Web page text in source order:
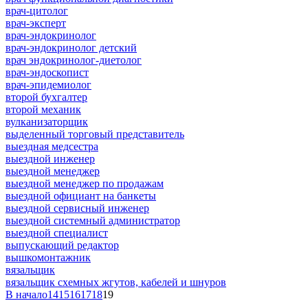
врач-цитолог
врач-эксперт
врач-эндокринолог
врач-эндокринолог детский
врач эндокринолог-диетолог
врач-эндоскопист
врач-эпидемиолог
второй бухгалтер
второй механик
вулканизаторщик
выделенный торговый представитель
выездная медсестра
выездной инженер
выездной менеджер
выездной менеджер по продажам
выездной официант на банкеты
выездной сервисный инженер
выездной системный администратор
выездной специалист
выпускающий редактор
вышкомонтажник
вязальщик
вязальщик схемных жгутов, кабелей и шнуров
В начало141516171819